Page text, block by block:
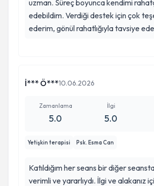
uzman. Süreç boyunca kendimi
edebildim. Verdiği destek için çok
ederim, gönül rahatlığıyla tavsiye
İ*** Ö***10.06.2026
Zamanlama
5.0
İlgi
5.0
Yetişkin terapisi Psk. Esma Can
Katıldığım her seans bir diğer
verimli ve yararlıydı. İlgi ve alakanız